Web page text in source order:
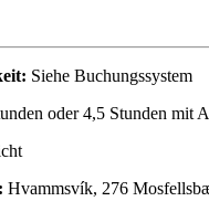
Siehe Buchungssystem
oder 4,5 Stunden mit
Hvammsvík, 276